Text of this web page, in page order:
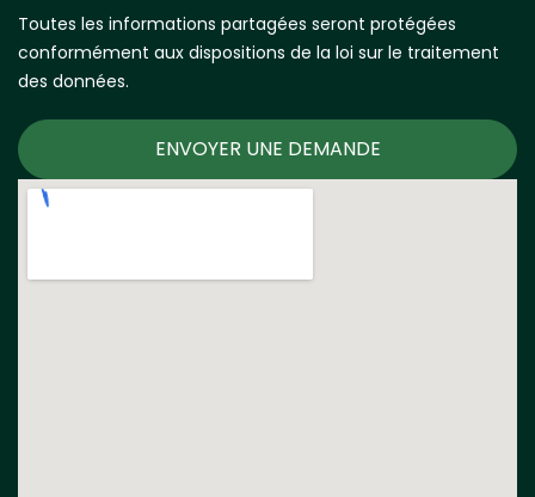
Toutes les informations partagées seront protégées
conformément aux dispositions de la loi sur le traitement
des données.
ENVOYER UNE DEMANDE